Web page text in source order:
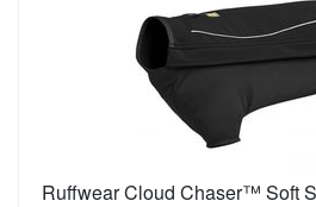
Ruffwear Cloud Chaser™ Soft